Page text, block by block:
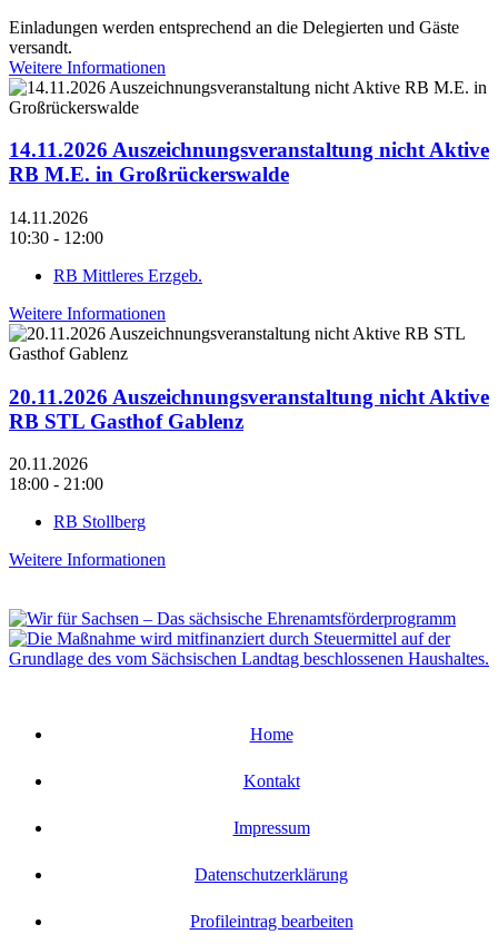
Einladungen werden entsprechend an die Delegierten und Gäste
versandt.
Weitere Informationen
14.11.2026 Auszeichnungsveranstaltung nicht Aktive
RB M.E. in Großrückerswalde
14.11.2026
10:30 - 12:00
RB Mittleres Erzgeb.
Weitere Informationen
20.11.2026 Auszeichnungsveranstaltung nicht Aktive
RB STL Gasthof Gablenz
20.11.2026
18:00 - 21:00
RB Stollberg
Weitere Informationen
Home
Kontakt
Impressum
Datenschutzerklärung
Profileintrag bearbeiten